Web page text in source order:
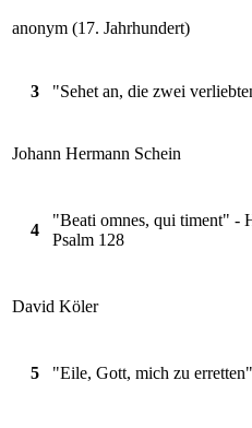
anonym (17. Jahrhundert)
3 "Sehet an, die zwei
Johann Hermann Schein
4
"Beati omnes, qui timent" -
Psalm 128
David Köler
5 "Eile, Gott, mich zu